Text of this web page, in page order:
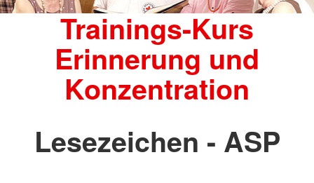
Trainings-Kurs
Erinnerung und
Konzentration
Lesezeichen - ASP